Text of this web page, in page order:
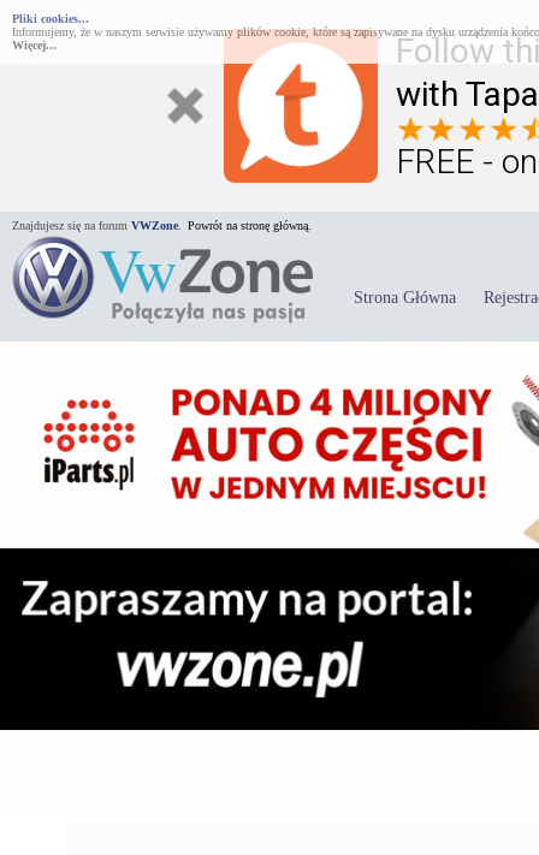
Follow
with
FREE -
Pliki cookies...
Informujemy, że w naszym serwisie używamy plików cookie, które są zapisywane na dysku urządzenia
Więcej...
Znajdujesz się na forum VWZone Powrót na stronę główną.
Strona Główna